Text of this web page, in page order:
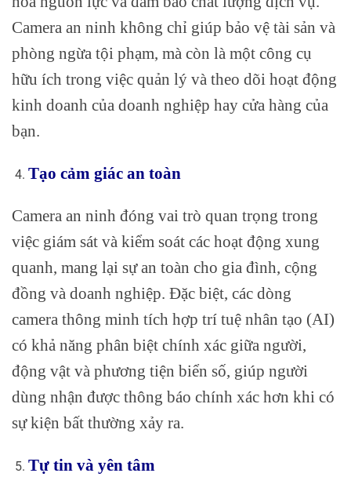
Camera an ninh không chỉ giúp bảo vệ tài sản và
phòng ngừa tội phạm, mà còn là một công cụ
hữu ích trong việc quản lý và theo dõi hoạt động
kinh doanh của doanh nghiệp hay cửa hàng của
bạn.
Tạo cảm giác an toàn
Camera an ninh đóng vai trò quan trọng trong
việc giám sát và kiểm soát các hoạt động xung
quanh, mang lại sự an toàn cho gia đình, cộng
đồng và doanh nghiệp. Đặc biệt, các dòng
camera thông minh tích hợp trí tuệ nhân tạo (AI)
có khả năng phân biệt chính xác giữa người,
động vật và phương tiện biển số, giúp người
dùng nhận được thông báo chính xác hơn khi có
sự kiện bất thường xảy ra.
Tự tin và yên tâm